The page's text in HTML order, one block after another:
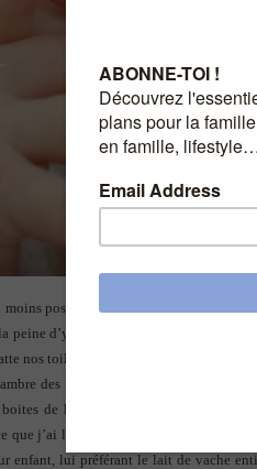
posée depuis que je suis maman.
peine d’y trouver une réponse.
nos toilettes dès que le besoin se fait
des filles et notre poubelle à
de lait de croissance qui trônent
que j’ai lu par ci par là. C’est ce que le
enfant, lui préférant le lait de vache